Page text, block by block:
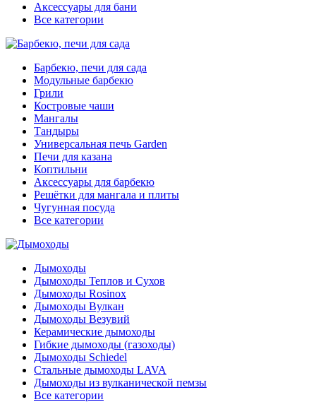
Аксессуары для бани
Все категории
Барбекю, печи для сада
Модульные барбекю
Грили
Костровые чаши
Мангалы
Тандыры
Универсальная печь Garden
Печи для казана
Коптильни
Аксессуары для барбекю
Решётки для мангала и плиты
Чугунная посуда
Все категории
Дымоходы
Дымоходы Теплов и Сухов
Дымоходы Rosinox
Дымоходы Вулкан
Дымоходы Везувий
Керамические дымоходы
Гибкие дымоходы (газоходы)
Дымоходы Schiedel
Стальные дымоходы LAVA
Дымоходы из вулканической пемзы
Все категории